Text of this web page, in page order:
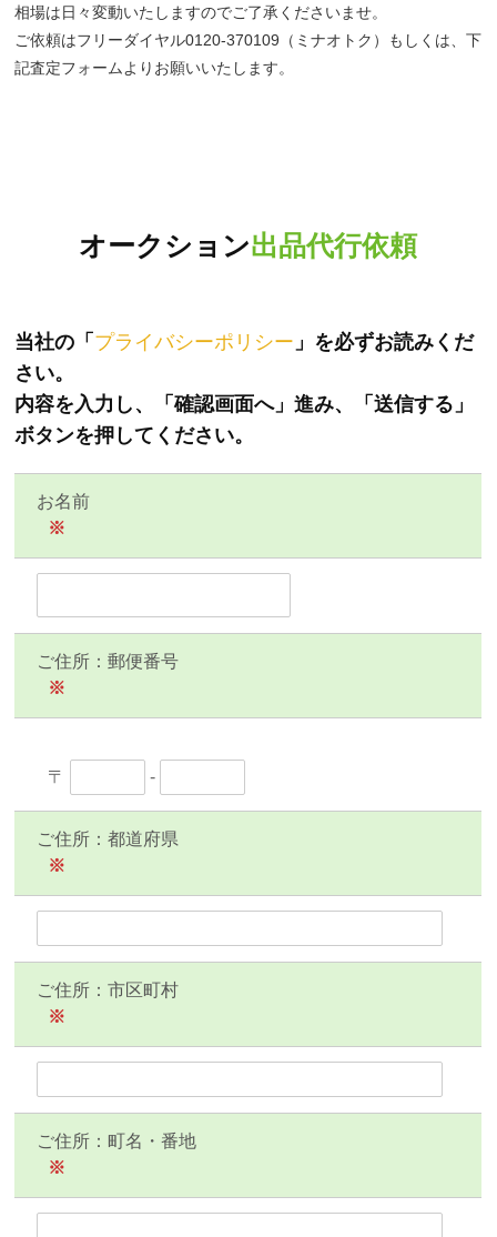
相場は日々変動いたしますのでご了承くださいませ。
ご依頼はフリーダイヤル0120-370109（ミナオトク）もしくは、下
記査定フォームよりお願いいたします。
オークション出品代行依頼
当社の「 プライバシーポリシー 」を必ずお読みくだ
さい。
内容を入力し、「確認画面へ」進み、「送信する」
ボタンを押してください。
お名前
※
ご住所：郵便番号
※
〒 -
ご住所：都道府県
※
ご住所：市区町村
※
ご住所：町名・番地
※